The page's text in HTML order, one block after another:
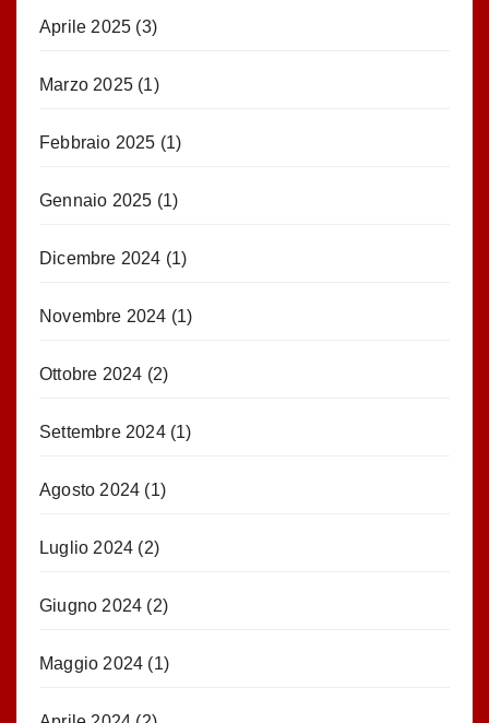
Aprile 2025 (3)
Marzo 2025 (1)
Febbraio 2025 (1)
Gennaio 2025 (1)
Dicembre 2024 (1)
Novembre 2024 (1)
Ottobre 2024 (2)
Settembre 2024(1)
Agosto 2024 (1)
Luglio 2024 (2)
Giugno 2024 (2)
Maggio 2024 (1)